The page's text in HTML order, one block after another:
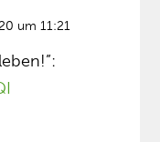
um 11:21